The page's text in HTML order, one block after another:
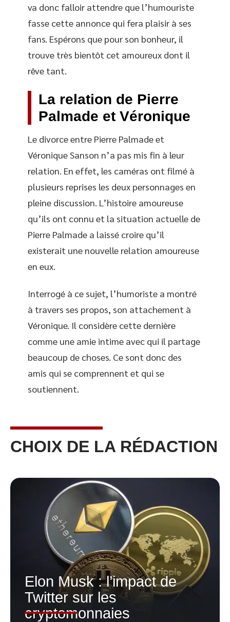
va donc falloir attendre que l’humouriste
fasse cette annonce qui fera plaisir à ses
fans. Espérons que pour son bonheur, il
trouve très bientôt cet amoureux dont il
rêve tant.
La relation de Pierre
Palmade et Véronique
Le divorce entre Pierre Palmade et
Véronique Sanson n’a pas mis fin à leur
relation. En effet, les caméras ont filmé à
plusieurs reprises les deux personnages en
pleine discussion. L’histoire amoureuse
qu’ils ont connu et la situation actuelle de
Pierre Palmade a laissé croire qu’il
existerait une nouvelle relation amoureuse
en eux.
Interrogé à ce sujet, l’humoriste a montré
à travers ses propos, son attachement à
Véronique. Il considère cette dernière
comme une amie intime avec qui il partage
beaucoup de choses. Ce sont donc des
amis qui se comprennent et qui se
soutiennent.
CHOIX DE LA RÉDACTION
Elon Musk : l’impact de
Twitter sur les
cryptomonnaies